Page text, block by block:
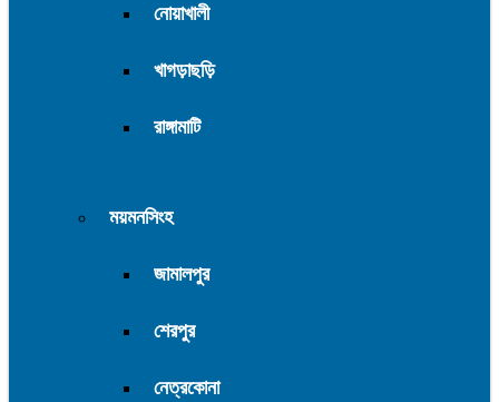
নোয়াখালী
খাগড়াছড়ি
রাঙ্গামাটি
ময়মনসিংহ
জামালপুর
শেরপুর
নেত্রকোনা